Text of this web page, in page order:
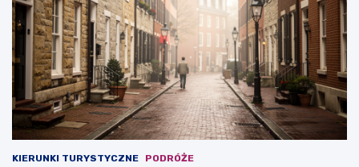
KIERUNKI TURYSTYCZNE PODRÓŻE